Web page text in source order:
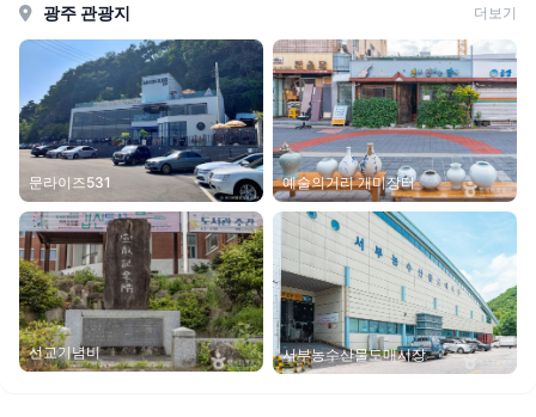
광주 관광지 더보기
문라이즈531 예술의거리 개미장터
선교기념비 서부농수산물도매시장